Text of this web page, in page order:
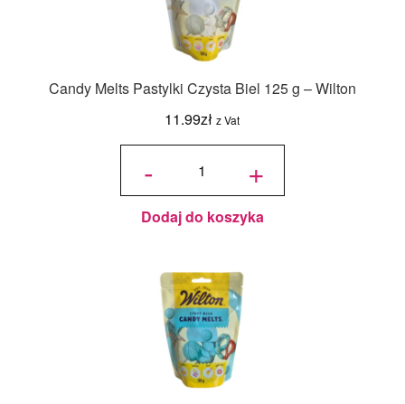
Candy Melts Pastylki Czysta Biel 125 g – Wilton
11.99zł z Vat
-
ilość
Pastylki
Czysta
Biel
125 g -
Wilton
+
Dodaj do koszyka